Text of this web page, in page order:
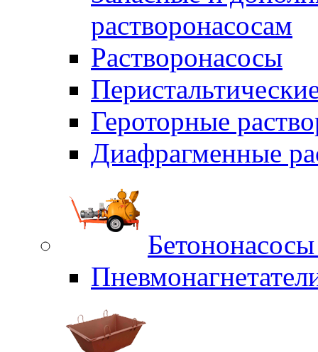
растворонасосам
Растворонасосы
Героторные
Диафрагменные